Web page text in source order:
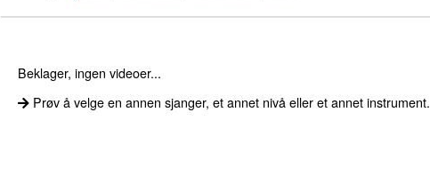
Beklager, ingen videoer...
Prøv å velge en annen sjanger, et annet nivå eller et annet instrument.